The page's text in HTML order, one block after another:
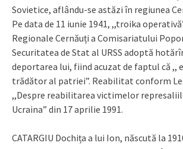
Sovietice, aflându-se astăzi în regiunea
Pe data de 11 iunie 1941, ,,troika
Regionale Cernăuți a Comisariatului
Securitatea de Stat al URSS adoptă
deportarea lui, fiind acuzat de faptul că ,,
trădător al patriei”. Reabilitat conform
,,Despre reabilitarea victimelor
Ucraina” din 17 aprilie 1991.
CATARGIU Dochița a lui Ion, născută la